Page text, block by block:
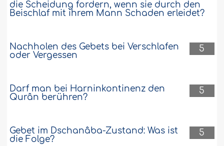
die Scheidung fordern, wenn sie durch den
Beischlaf mit ihrem Mann Schaden erleidet?
5
Nachholen des Gebets bei Verschlafen
oder Vergessen
5
Darf man bei Harninkontinenz den
Qurân berühren?
5
Gebet im Dschanâba-Zustand: Was ist
die Folge?